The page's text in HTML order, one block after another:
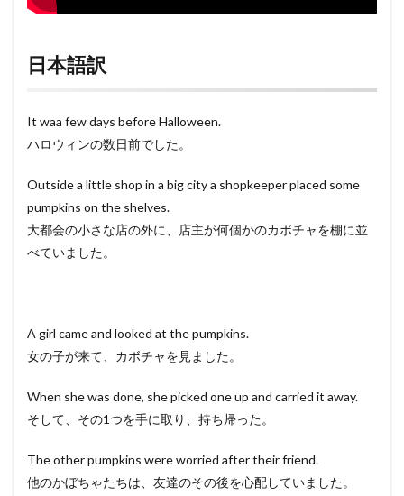
日本語訳
It waa few days before Halloween.
ハロウィンの数日前でした。
Outside a little shop in a big city a shopkeeper placed some
pumpkins on the shelves.
大都会の小さな店の外に、店主が何個かのカボチャを棚に並
べていました。
A girl came and looked at the pumpkins.
女の子が来て、カボチャを見ました。
When she was done, she picked one up and carried it away.
そして、その1つを手に取り、持ち帰った。
The other pumpkins were worried after their friend.
他のかぼちゃたちは、友達のその後を心配していました。